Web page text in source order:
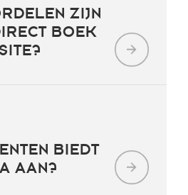
ZIJN
BOEK
BIEDT
AAN?